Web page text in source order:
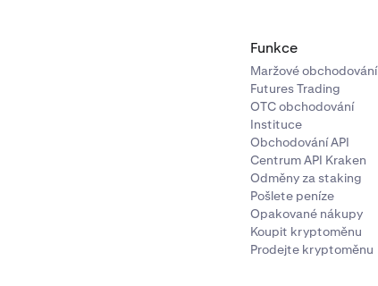
Funkce
Maržové obchodování
Futures Trading
OTC obchodování
Instituce
Obchodování API
Centrum API Kraken
Odměny za staking
Pošlete peníze
Opakované nákupy
Koupit kryptoměnu
Prodejte kryptoměnu